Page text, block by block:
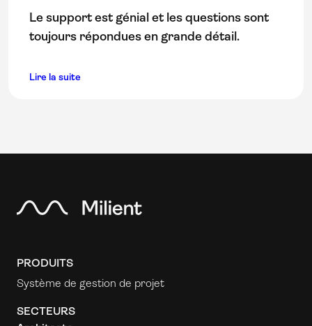
Le support est génial et les questions sont
toujours répondues en grande détail.
Lire la suite
PRODUITS
Système de gestion de projet
SECTEURS